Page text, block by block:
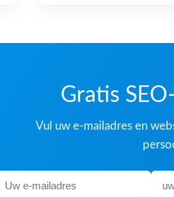
Gratis
Vul uw e-mailadres en